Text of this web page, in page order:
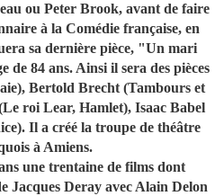
ou Peter Brook, avant de faire
à la Comédie française, en
sa dernière pièce, "Un mari
84 ans. Ainsi il sera des pièces
Bertold Brecht (Tambours et
roi Lear, Hamlet), Isaac Babel
Il a créé la troupe de théâtre
à Amiens.
une trentaine de films dont
Jacques Deray avec Alain Delon